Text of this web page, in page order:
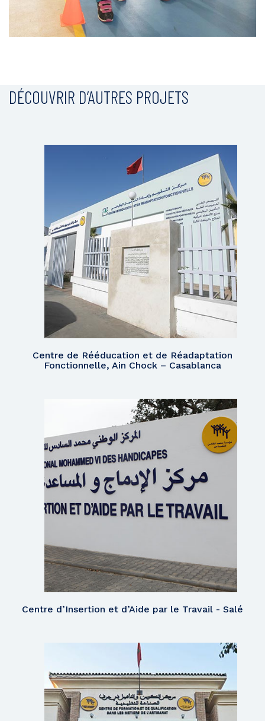
DÉCOUVRIR D’AUTRES PROJETS
Centre de Rééducation et de Réadaptation
Fonctionnelle, Ain Chock – Casablanca
Centre d’Insertion et d’Aide par le Travail - Salé